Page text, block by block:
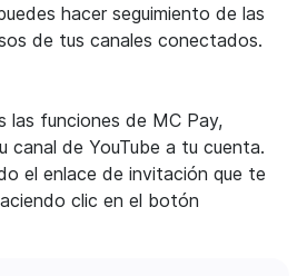
hacer seguimiento de las
de tus canales conectados.
las funciones de MC Pay,
canal de YouTube a tu cuenta.
el enlace de invitación que te
clic en el botón